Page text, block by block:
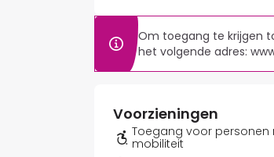
Om toegang te krijgen
Voorzieningen
Toegang voor personen
mobiliteit